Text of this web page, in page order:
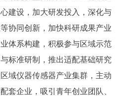
建设，加大研发投入，深化与
协同创新，加快科研成果产业
体系构建，积极参与区域示范
标准研制，推出适配基础研究
域仪器传感器产业集群，主动
套企业，吸引青年创业团队、